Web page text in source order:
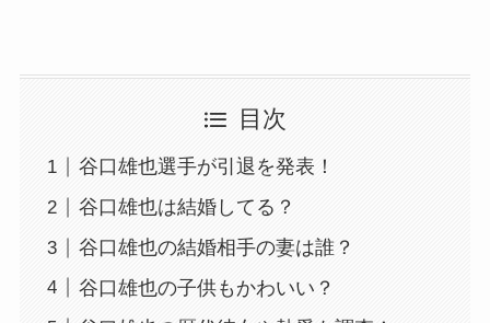
目次
谷口雄也選手が引退を発表！
谷口雄也は結婚してる？
谷口雄也の結婚相手の妻は誰？
谷口雄也の子供もかわいい？